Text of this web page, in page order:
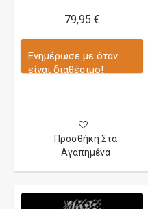
79,95 €
Ενημέρωσε με όταν
είναι διαθέσιμο!
Προσθήκη Στα
Αγαπημένα